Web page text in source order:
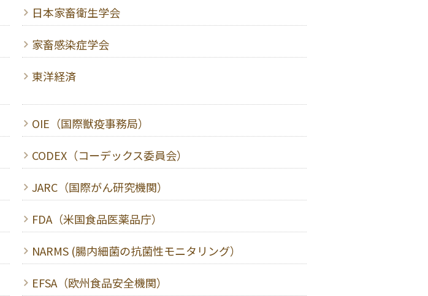
日本家畜衛生学会
家畜感染症学会
東洋経済
OIE（国際獣疫事務局）
CODEX（コーデックス委員会）
JARC（国際がん研究機関）
FDA（米国食品医薬品庁）
NARMS (腸内細菌の抗菌性モニタリング）
EFSA（欧州食品安全機関）